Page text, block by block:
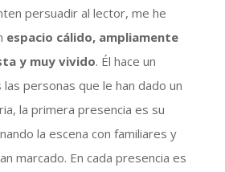
persuadir al lector, me he
espacio cálido, ampliamente
y muy vivido. Él hace un
personas que le han dado un
la primera presencia es su
la escena con familiares y
marcado. En cada presencia es